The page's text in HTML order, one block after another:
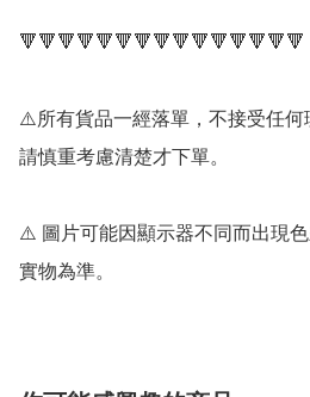
🔻🔻🔻🔻🔻🔻🔻🔻🔻🔻🔻🔻🔻🔻🔻
⚠️所有貨品一經落單，不接受任何
請慎重考慮清楚才下單。
⚠️ 圖片可能因顯示器不同而出現
實物為準。